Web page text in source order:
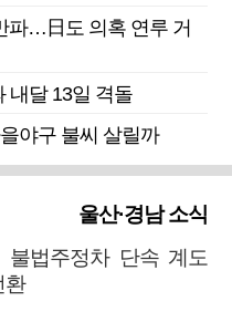
파…日도 의혹 연루 거
내달 13일 격돌
야구 불씨 살릴까
울산·경남 소식
불법주정차 단속 계도
환